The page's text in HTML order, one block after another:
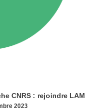
CNRS : rejoindre LAM
2023